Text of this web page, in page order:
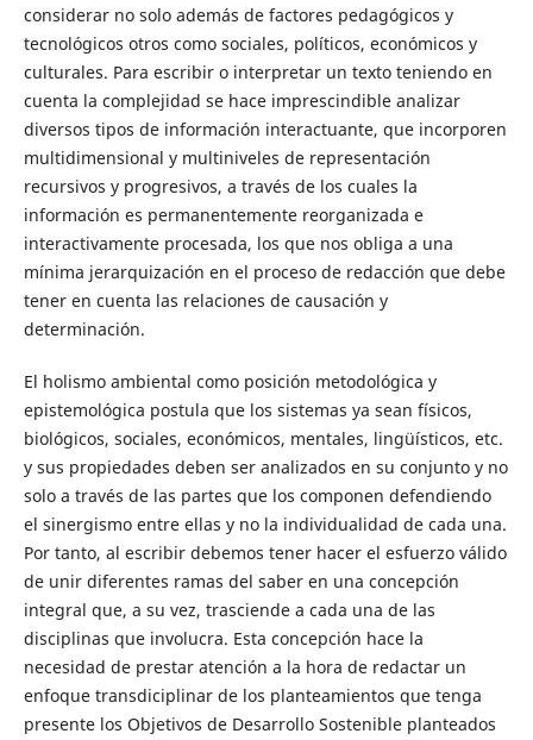
considerar no solo además de factores pedagógicos y
tecnológicos otros como sociales, políticos, económicos y
culturales. Para escribir o interpretar un texto teniendo en
cuenta la complejidad se hace imprescindible analizar
diversos tipos de información interactuante, que incorporen
multidimensional y multiniveles de representación
recursivos y progresivos, a través de los cuales la
información es permanentemente reorganizada e
interactivamente procesada, los que nos obliga a una
mínima jerarquización en el proceso de redacción que debe
tener en cuenta las relaciones de causación y
determinación.
El holismo ambiental como posición metodológica y
epistemológica postula que los sistemas ya sean físicos,
biológicos, sociales, económicos, mentales, lingüísticos, etc.
y sus propiedades deben ser analizados en su conjunto y no
solo a través de las partes que los componen defendiendo
el sinergismo entre ellas y no la individualidad de cada una.
Por tanto, al escribir debemos tener hacer el esfuerzo válido
de unir diferentes ramas del saber en una concepción
integral que, a su vez, trasciende a cada una de las
disciplinas que involucra. Esta concepción hace la
necesidad de prestar atención a la hora de redactar un
enfoque transdiciplinar de los planteamientos que tenga
presente los Objetivos de Desarrollo Sostenible planteados